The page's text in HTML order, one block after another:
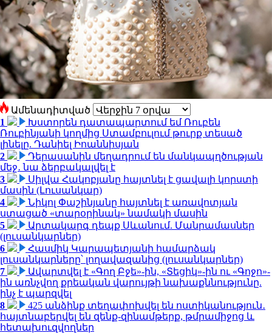
Ամենադիտված
1
Խստորեն դատապարտում եմ Ռուբեն
Ռուբինյանի կողմից Ստամբուլում թուրք տեսած
լինելը. Դանիել Իոաննիսյան
2
Դերասանին մեղադրում են մանկապղծության
մեջ․ նա ձերբակալվել է
3
Սիլվա Հակոբյանը հայտնել է ցավալի կորստի
մասին (Լուսանկար)
4
Նիկոլ Փաշինյանը հայտնել է առավոտյան
ստացած «տարօրինակ» նամակի մասին
5
Արտակարգ դեպք Սևանում. Մանրամասներ
(լուսանկարներ)
6
Հասմիկ Կարապետյանի համարձակ
լուսանկարները՝ լողավազանից (լուսանկարներ)
7
Ավարտվել է «Գող Բջե»-ին, «Տեցիկ»-ին ու «Գոջո»-
ին առնչվող քրեական վարույթի նախաքննությունը.
ինչ է պարզվել
8
425 անձինք տեղափոխվել են ոստիկանություն․
հայտնաբերվել են զենք-զինամթերք, թմրամիջոց և
հետախուզվողներ